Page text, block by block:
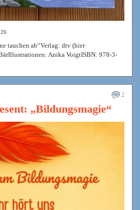
tauchen ab“Verlag: dtv (hier
Anika VoigtISBN: 978-3-
2
„Bildungsmagie“